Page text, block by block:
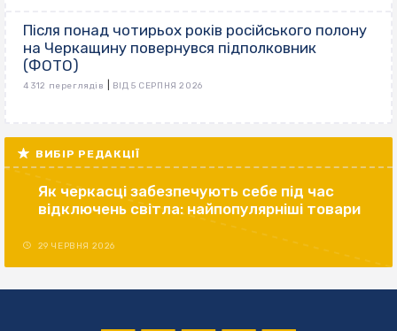
Після понад чотирьох років російського полону
на Черкащину повернувся підполковник
(ФОТО)
4 312 переглядів ВІД 5 СЕРПНЯ 2026
ВИБІР РЕДАКЦІЇ
Як черкасці забезпечують себе під час
відключень світла: найпопулярніші товари
29 ЧЕРВНЯ 2026